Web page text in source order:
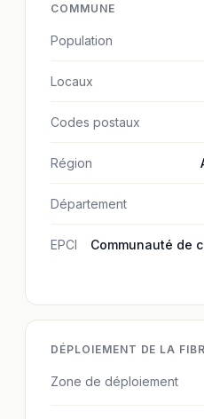
COMMUNE
Population
Locaux
Codes postaux
Région
Département
EPCI
Communauté de
DÉPLOIEMENT DE LA
Zone de déploiement